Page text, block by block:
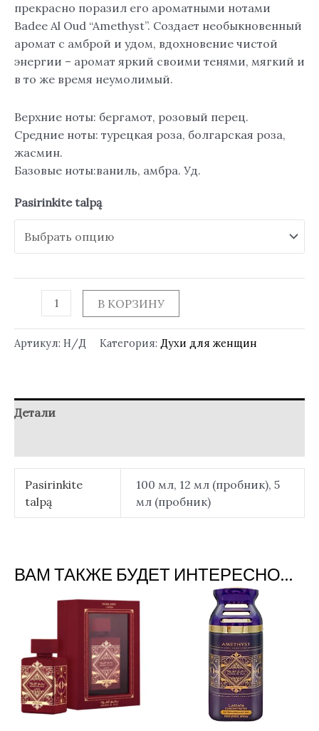
прекрасно поразил его ароматными нотами
Badee Al Oud “Amethyst”. Создает необыкновенный
аромат с амброй и удом, вдохновение чистой
энергии – аромат яркий своими тенями, мягкий и
в то же время неумолимый.
Верхние ноты: бергамот, розовый перец.
Средние ноты: турецкая роза, болгарская роза,
жасмин.
Базовые ноты:ваниль, амбра. Уд.
Pasirinkite talpą
В КОРЗИНУ
Артикул: Н/Д Категория: Духи для женщин
Детали
Pasirinkite
talpą
100 мл, 12 мл (пробник), 5
мл (пробник)
ВАМ ТАКЖЕ БУДЕТ ИНТЕРЕСНО…